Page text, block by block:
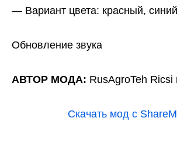
— Вариант цвета: красный,
Обновление звука
АВТОР МОДА: RusAgroTeh Ricsi
Скачать мод с